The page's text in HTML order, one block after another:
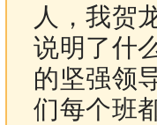
人，我贺
说明了什
的坚强领
们每个班